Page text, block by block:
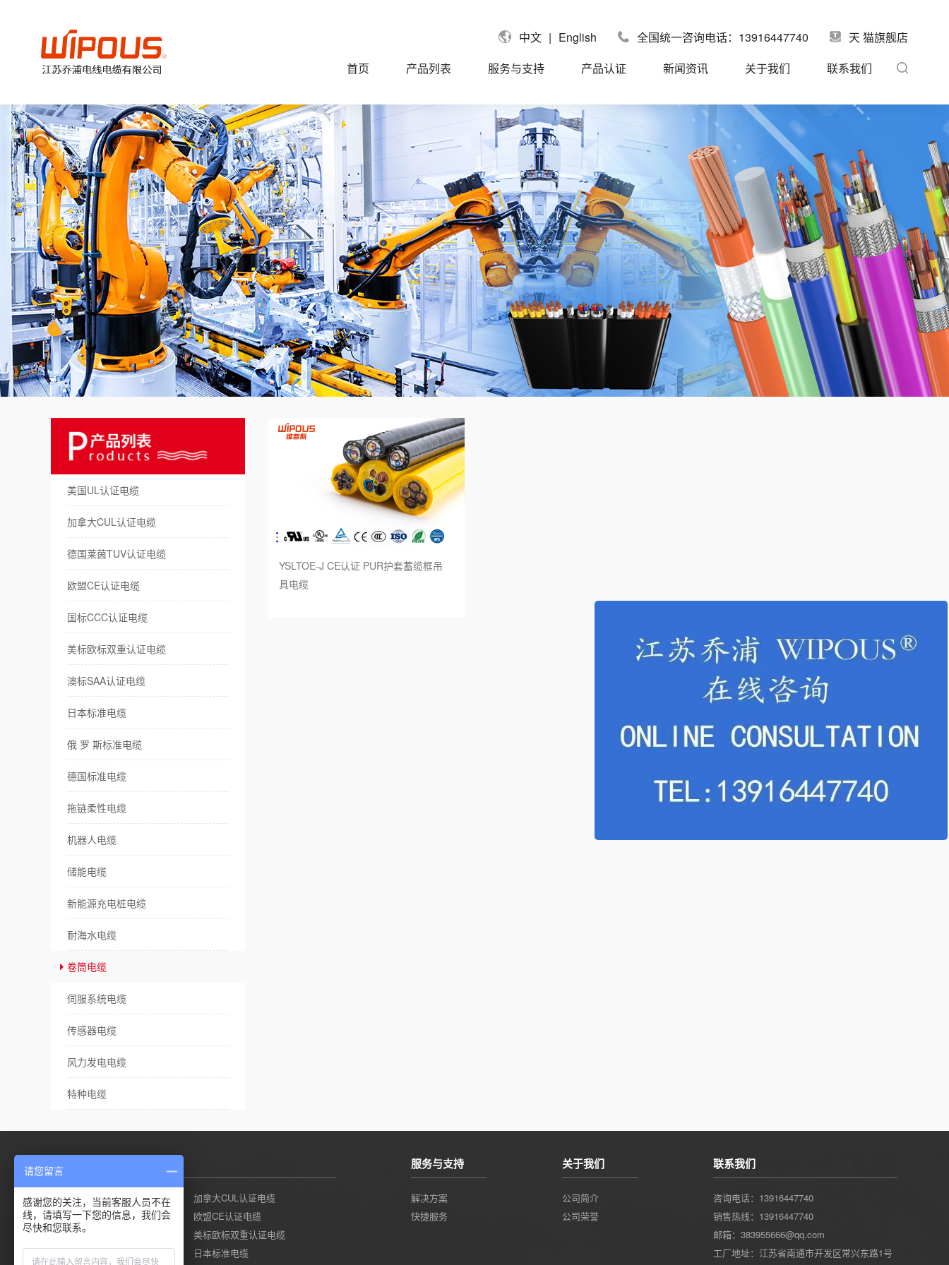
中文 | English 全国统一咨询电话：13916447740
天 猫旗舰店
首页
产品列表
美国UL认证电缆
加拿大CUL认证电缆
德国莱茵TUV认证电缆
欧盟CE认证电缆
国标CCC认证电缆
美标欧标双重认证电缆
澳标SAA认证电缆
日本标准电缆
俄 罗 斯标准电缆
德国标准电缆
拖链柔性电缆
机器人电缆
储能电缆
UL758单芯线
UL758信号电缆
UL758控制电缆
UL758动力电缆
UL758聚氨酯PUR/TPU电缆
UL83标准
UL44标准
UL1277标准
服务与支持 产品认证 新闻资讯 关于我们 联系我们
美国UL认证电缆
加拿大CUL认证电缆
德国莱茵TUV认证电缆
欧盟CE认证电缆
国标CCC认证电缆
美标欧标双重认证电缆
澳标SAA认证电缆
日本标准电缆
俄 罗 斯标准电缆
德国标准电缆
拖链柔性电缆
机器人电缆
储能电缆
新能源充电桩电缆
耐海水电缆
卷筒电缆
伺服系统电缆
传感器电缆
风力发电电缆
特种电缆
YSLTOE-J CE认证 PUR护套蓄缆框吊
具电缆
产品列表
美国UL认证电缆
加拿大CUL认证电缆
德国莱茵TUV认证电缆
欧盟CE认证电缆
国标CCC认证电缆
美标欧标双重认证电缆
澳标SAA认证电缆
日本标准电缆
服务与支持
解决方案
快捷服务
关于我们
公司简介
公司荣誉
联系我们
咨询电话：13916447740
销售热线：13916447740
邮箱：383955666@qq.com
工厂地址：江苏省南通市开发区常兴东路1号
请您留言
感谢您的关注，当前客服人员不在
线，请填写一下您的信息，我们会
尽快和您联系。